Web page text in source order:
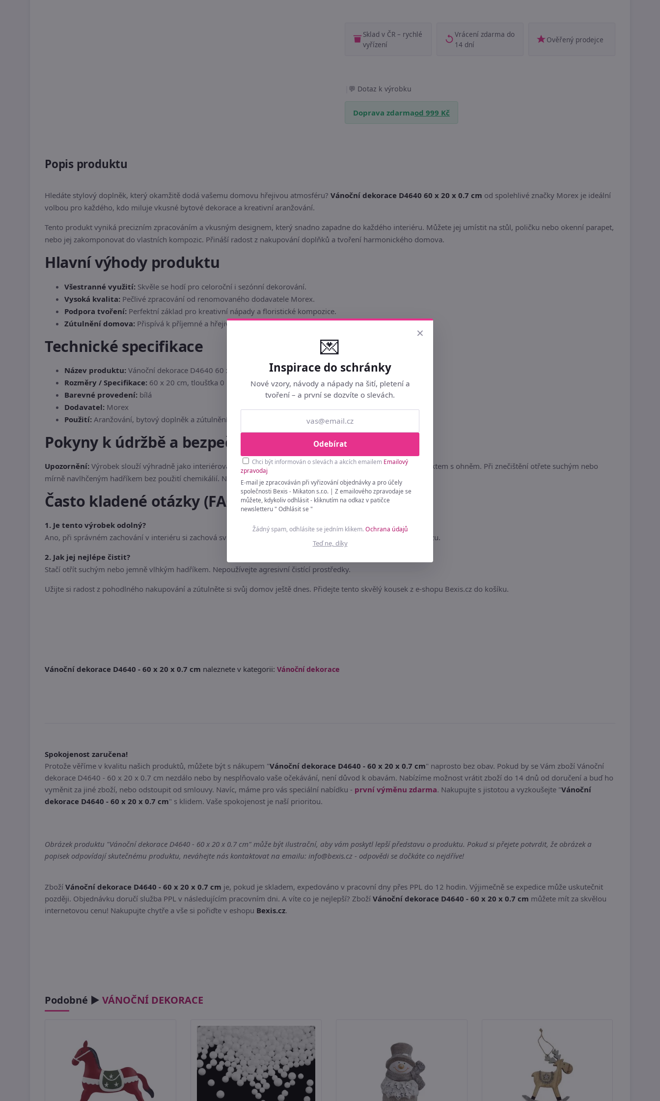
Sklad v ČR – rychlé
vyřízení
Vrácení zdarma do
14 dní
Ověřený prodejce
Dotaz k výrobku
Doprava zdarmaod 999 Kč
Popis produktu
Hledáte stylový doplněk, který okamžitě dodá vašemu domovu hřejivou atmosféru? Vánoční dekorace D4640 60 x 20 x 0.7 cm od spolehlivé značky Morex je ideální
volbou pro každého, kdo miluje vkusné bytové dekorace a kreativní aranžování.
Tento produkt vyniká precizním zpracováním a vkusným designem, který snadno zapadne do každého interiéru. Můžete jej umístit na stůl, poličku nebo okenní parapet,
nebo jej zakomponovat do vlastních kompozic. Přináší radost z nakupování doplňků a tvoření harmonického domova.
Hlavní výhody produktu
Všestranné využití: Skvěle se hodí pro celoroční i sezónní dekorování.
Vysoká kvalita: Pečlivé zpracování od renomovaného dodavatele Morex.
Podpora tvoření: Perfektní základ pro kreativní nápady a floristické kompozice.
Zútulnění domova: Přispívá k příjemné a hřejivé atmosféře v každé místnosti.
Technické specifikace
Název produktu: Vánoční dekorace D4640 60 x 20 x 0.7 cm
Rozměry / Specifikace: 60 x 20 cm, tloušťka 0
Barevné provedení: bílá
Dodavatel: Morex
Použití: Aranžování, bytový doplněk a zútulnění interiéru
Pokyny k údržbě a bezpečnosti
Upozornění: Výrobek slouží výhradně jako interiérová dekorace. Chraňte jej před trvalou vlhkostí a přímým kontaktem s ohněm. Při znečištění otřete suchým nebo
mírně navlhčeným hadříkem bez použití chemikálií. Není vhodné pro děti do 3 let.
Často kladené otázky (FAQ)
1. Je tento výrobek odolný?
Ano, při správném zachování v interiéru si zachová svůj vzhled po dlouhou dobu. Vyhněte se trvalému dešti a mrazu.
2. Jak jej nejlépe čistit?
Stačí otřít suchým nebo jemně vlhkým hadříkem. Nepoužívejte agresivní čistící prostředky.
Užijte si radost z pohodlného nakupování a zútulněte si svůj domov ještě dnes. Přidejte tento skvělý kousek z e-shopu Bexis.cz do košíku.
Vánoční dekorace D4640 - 60 x 20 x 0.7 cm naleznete v kategorii: Vánoční dekorace
Spokojenost zaručena!
Protože věříme v kvalitu našich produktů, můžete být s nákupem "Vánoční dekorace D4640 - 60 x 20 x 0.7 cm" naprosto bez obav. Pokud by se Vám zboží Vánoční
dekorace D4640 - 60 x 20 x 0.7 cm nezdálo nebo by nesplňovalo vaše očekávání, není důvod k obavám. Nabízíme možnost vrátit zboží do 14 dnů od doručení a buď ho
vyměnit za jiné zboží, nebo odstoupit od smlouvy. Navíc, máme pro vás speciální nabídku - první výměnu zdarma. Nakupujte s jistotou a vyzkoušejte "Vánoční
dekorace D4640 - 60 x 20 x 0.7 cm" s klidem. Vaše spokojenost je naší prioritou.
Obrázek produktu "Vánoční dekorace D4640 - 60 x 20 x 0.7 cm" může být ilustrační, aby vám poskytl lepší představu o produktu. Pokud si přejete potvrdit, že obrázek a
popisek odpovídají skutečnému produktu, neváhejte nás kontaktovat na emailu: info@bexis.cz - odpovědi se dočkáte co nejdříve!
Zboží Vánoční dekorace D4640 - 60 x 20 x 0.7 cm je, pokud je skladem, expedováno v pracovní dny přes PPL do 12 hodin. Výjimečně se expedice může uskutečnit
později. Objednávku doručí služba PPL v následujícím pracovním dni. A víte co je nejlepší? Zboží Vánoční dekorace D4640 - 60 x 20 x 0.7 cm můžete mít za skvělou
internetovou cenu! Nakupujte chytře a vše si pořiďte v eshopu Bexis.cz.
Podobné ► VÁNOČNÍ DEKORACE
×
💌
Inspirace do schránky
Nové vzory, návody a nápady na šití, pletení a
tvoření – a první se dozvíte o slevách.
Odebírat
Chci být informován o slevách a akcích emailem Emailový
zpravodaj
E-mail je zpracováván při vyřizování objednávky a pro účely
společnosti Bexis - Mikaton s.r.o. | Z emailového zpravodaje se
můžete, kdykoliv odhlásit - kliknutím na odkaz v patičce
newsletteru " Odhlásit se "
Žádný spam, odhlásíte se jedním klikem.Ochrana údajů
Teď ne, díky